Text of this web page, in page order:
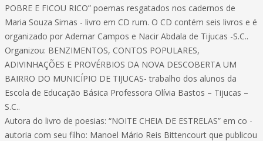
POBRE E FICOU RICO” poemas resgatados nos cadernos de
Maria Souza Simas - livro em CD rum. O CD contém seis livros e é
organizado por Ademar Campos e Nacir Abdala de Tijucas -S.C..
Organizou: BENZIMENTOS, CONTOS POPULARES,
ADIVINHAÇÕES E PROVÉRBIOS DA NOVA DESCOBERTA UM
BAIRRO DO MUNICÍPIO DE TIJUCAS- trabalho dos alunos da
Escola de Educação Básica Professora Olívia Bastos – Tijucas –
S.C..
Autora do livro de poesias: “NOITE CHEIA DE ESTRELAS” em co -
autoria com seu filho: Manoel Mário Reis Bittencourt que publicou